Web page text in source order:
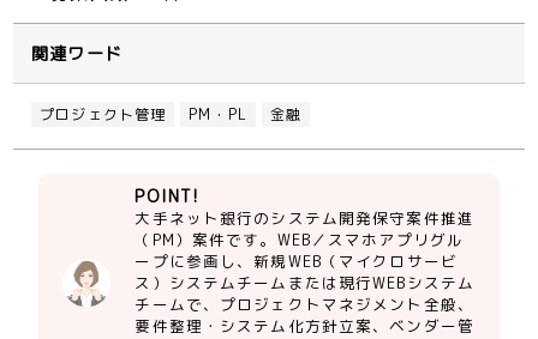
関連ワード
プロジェクト管理 PM・PL 金融
POINT!
大手ネット銀行のシステム開発保守案件推進
（PM）案件です。WEB／スマホアプリグル
ープに参画し、新規WEB（マイクロサービ
ス）システムチームまたは現行WEBシステム
チームで、プロジェクトマネジメント全般、
要件整理・システム化方針立案、ベンダー管